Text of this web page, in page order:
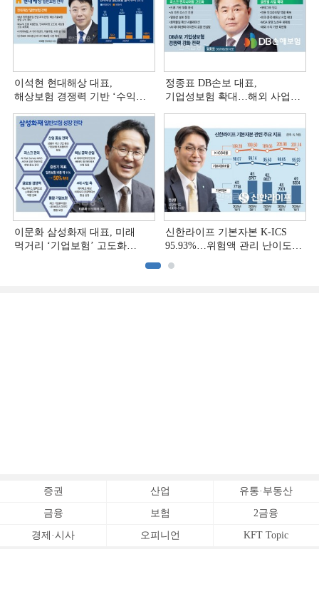
이석현 현대해상 대표,
해상보험 경쟁력 기반 ‘수익
(3)]
정종표 DB손보 대표,
기업성보험 확대…해외 사업
이문화 삼성화재 대표, 미래
먹거리 ‘기업보험’ 고도화
신한라이프 기본자본 K-ICS
95.93%…위험액 관리 난이도
증권 산업 유통·부동산
금융 보험 2금융
경제·시사 오피니언 KFT Topic